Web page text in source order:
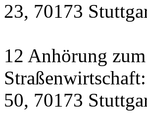
23, 70173
12 Anhörung
50, 70173